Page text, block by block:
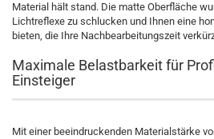
Material hält stand. Die matte Oberfläche
Lichtreflexe zu schlucken und Ihnen eine
bieten, die Ihre Nachbearbeitungszeit
Maximale Belastbarkeit für
Einsteiger
Mit einer beeindruckenden Materialstärke